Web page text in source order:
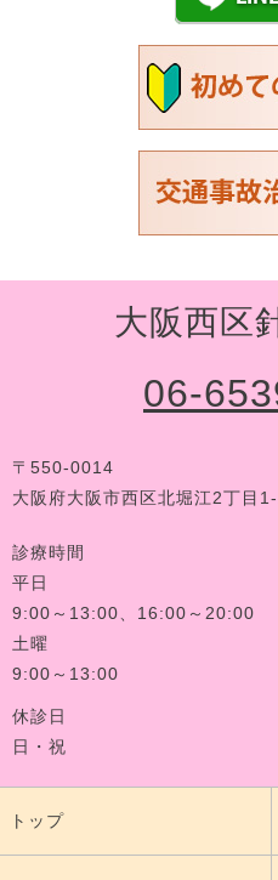
大阪西区
06-
〒550-0014
大阪府大阪市西区北堀江2丁目
診療時間
平日
9:00～13:00、16:00～20:00
土曜
9:00～13:00
休診日
日・祝
トップ